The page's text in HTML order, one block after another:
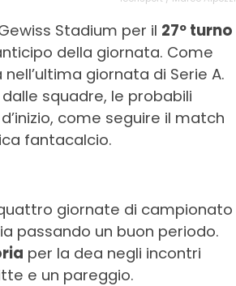
Stadium per il 27º turno
della giornata. Come
giornata di Serie A.
squadre, le probabili
come seguire il match
fantacalcio.
giornate di campionato
passando un buon periodo.
per la dea negli incontri
e un pareggio.